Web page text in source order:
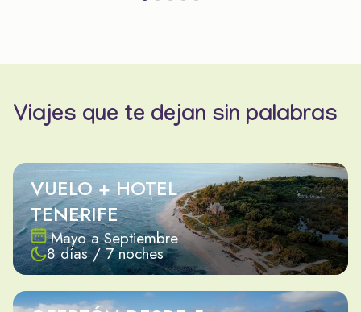
Viajes que te dejan sin palabras
VUELO + HOTEL
TENERIFE
Mayo a Septiembre
8 días / 7 noches